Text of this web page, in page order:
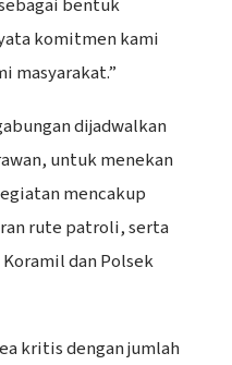
komitmen kami
masyarakat.”
dijadwalkan
untuk menekan
mencakup
rute patroli, serta
dan Polsek
kritis dengan jumlah